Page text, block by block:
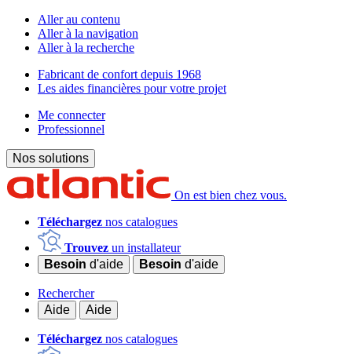
Aller au contenu
Aller à la navigation
Aller à la recherche
Fabricant de confort depuis 1968
Les aides financières pour votre projet
Me connecter
Professionnel
Nos solutions
On est bien chez vous.
Téléchargez nos catalogues
Trouvez un installateur
Besoin d'aide Besoin d'aide
Rechercher
Aide
Aide
Téléchargez nos catalogues